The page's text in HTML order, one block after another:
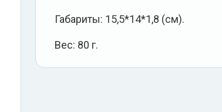
Габариты: 15,5*14*1,8 (см).
Вес: 80 г.